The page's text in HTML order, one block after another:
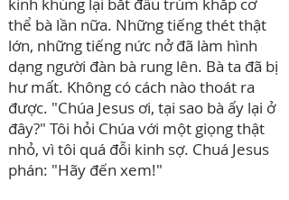
thể bà lần nữa. Những tiếng thét thật
lớn, những tiếng nức nở đã làm hình
dạng người đàn bà rung lên. Bà ta đã bị
hư mất. Không có cách nào thoát ra
được. "Chúa Jesus ơi, tại sao bà ấy lại ở
đây?" Tôi hỏi Chúa với một giọng thật
nhỏ, vì tôi quá đỗi kinh sợ. Chuá Jesus
phán: "Hãy đến xem!"